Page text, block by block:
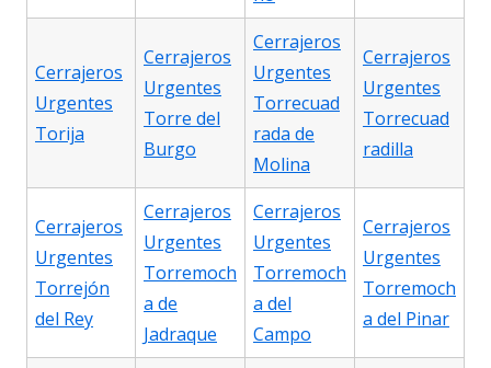
Cerrajeros
Urgentes
Torija
Cerrajeros
Urgentes
Torre del
Burgo
Cerrajeros
Urgentes
Torrecuad
rada de
Molina
Cerrajeros
Urgentes
Torrecuad
radilla
Cerrajeros
Urgentes
Torrejón
del Rey
Cerrajeros
Urgentes
Torremoch
a de
Jadraque
Cerrajeros
Urgentes
Torremoch
a del
Campo
Cerrajeros
Urgentes
Torremoch
a del Pinar